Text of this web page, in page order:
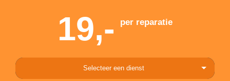
19,- per reparatie
Selecteer een dienst